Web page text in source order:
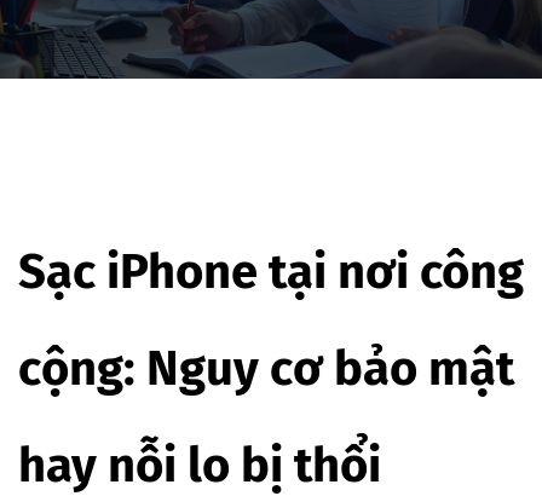
Sạc iPhone tại nơi công
cộng: Nguy cơ bảo mật
hay nỗi lo bị thổi